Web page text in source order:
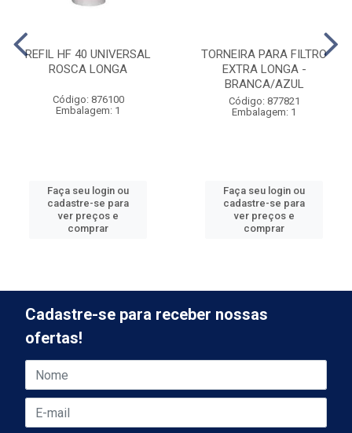
REFIL HF 40 UNIVERSAL
ROSCA LONGA
Código: 876100
Embalagem: 1
Faça seu login ou
cadastre-se para
ver preços e
comprar
TORNEIRA PARA FILTRO
EXTRA LONGA -
BRANCA/AZUL
Código: 877821
Embalagem: 1
Faça seu login ou
cadastre-se para
ver preços e
comprar
Cadastre-se para receber nossas
ofertas!